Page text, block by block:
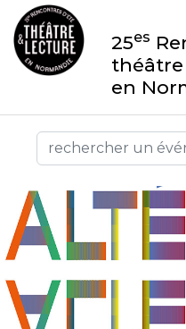
25es
en